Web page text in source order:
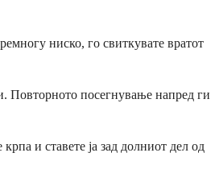
ниско, го свиткувате вратот
Повторното посегнување напред ги
и ставете ја зад долниот дел од